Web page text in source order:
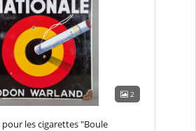
2
les cigarettes "Boule